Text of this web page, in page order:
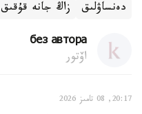
دەنساۋلىق زاڭ جانە قۇقىق
без автора
اۆتور
20:17, 08 تامىز 2026